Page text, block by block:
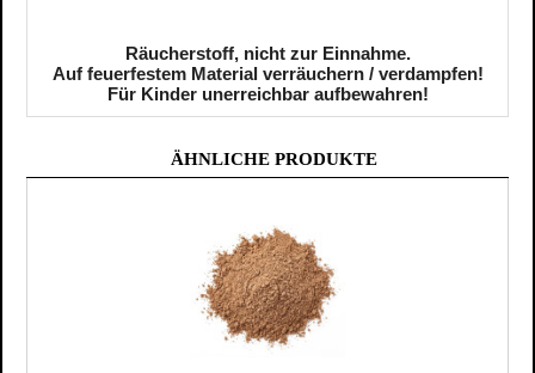
Räucherstoff, nicht zur Einnahme.
Auf feuerfestem Material verräuchern / verdampfen!
Für Kinder unerreichbar aufbewahren!
ÄHNLICHE PRODUKTE